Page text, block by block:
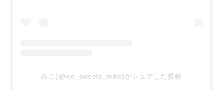
みこ(@ice_sweets_miko)がシェアした投稿